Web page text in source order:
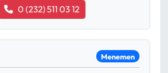
0 (232) 511 03 12
Menemen